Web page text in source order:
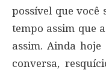
possível que você
tempo assim que
assim. Ainda
conversa,